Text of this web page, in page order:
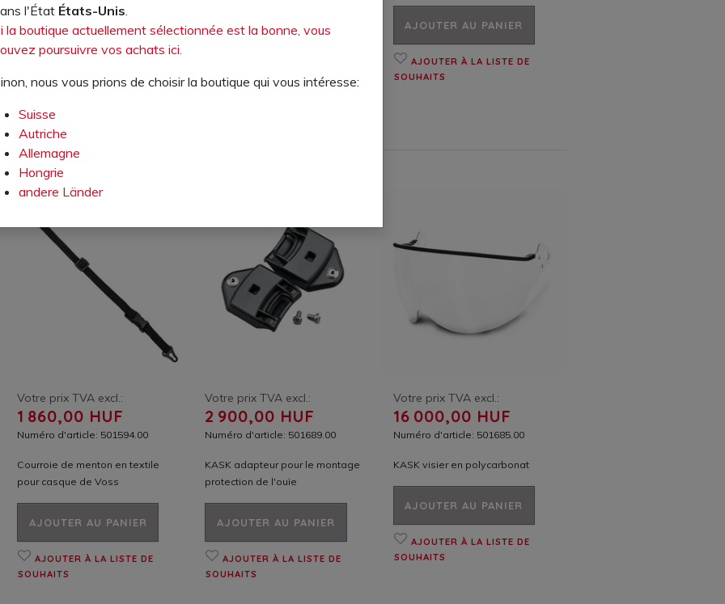
AJOUTER AU PANIER AJOUTER AU PANIER
SOUHAITS
AJOUTER AU PANIER
AJOUTER À LA LISTE DE
SOUHAITS
Votre prix TVA excl.:
1 860,00 HUF
Numéro d'article: 501594.00
Courroie de menton en textile
pour casque de Voss
AJOUTER AU PANIER
AJOUTER À LA LISTE DE
SOUHAITS
Votre prix TVA excl.:
2 900,00 HUF
Numéro d'article: 501689.00
KASK adapteur pour le montage
protection de l'ouïe
AJOUTER AU PANIER
AJOUTER À LA LISTE DE
SOUHAITS
Votre prix TVA excl.:
16 000,00 HUF
Numéro d'article: 501685.00
KASK visier en polycarbonat
AJOUTER AU PANIER
AJOUTER À LA LISTE DE
SOUHAITS
l'État États-Unis
la boutique actuellement sélectionnée est la bonne, vous
poursuivre vos achats ici.
nous vous prions de choisir la boutique qui vous intéresse:
Suisse
Autriche
Allemagne
Hongrie
andere Länder